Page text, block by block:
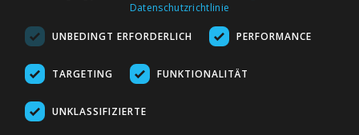
Kontakt
Märkte nach Umkreis
Flohmarkt
Datenschutzrichtlinie
UNBEDINGT ERFORDERLICH PERFORMANCE
TARGETING FUNKTIONALITÄT
UNKLASSIFIZIERTE